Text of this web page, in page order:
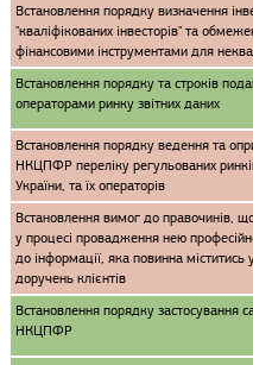
Встановлення порядку визначення
"кваліфікованих інвесторів" та
фінансовими інструментами для
Встановлення порядку та строків
операторами ринку звітних даних
Встановлення порядку ведення та
НКЦПФР переліку регульованих
України, та їх операторів
Встановлення вимог до правочинів,
у процесі провадження нею
до інформації, яка повинна
доручень клієнтів
Встановлення порядку застосування
НКЦПФР